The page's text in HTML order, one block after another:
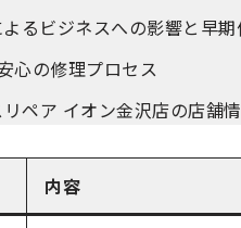
るビジネスへの影響と早期
心の修理プロセス
ペア イオン金沢店の店舗
内容